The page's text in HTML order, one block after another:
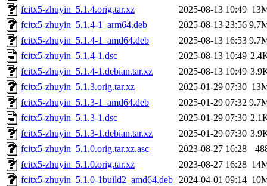
fcitx5-zhuyin_5.1.4.orig.tar.xz
2025-08-13 10:49
fcitx5-zhuyin_5.1.4-1_arm64.deb
2025-08-13 23:56
fcitx5-zhuyin_5.1.4-1_amd64.deb
2025-08-13 16:53
fcitx5-zhuyin_5.1.4-1.dsc
2025-08-13 10:49
fcitx5-zhuyin_5.1.4-1.debian.tar.xz
2025-08-13 10:49
fcitx5-zhuyin_5.1.3.orig.tar.xz
2025-01-29 07:30
fcitx5-zhuyin_5.1.3-1_amd64.deb
2025-01-29 07:32
fcitx5-zhuyin_5.1.3-1.dsc
2025-01-29 07:30
fcitx5-zhuyin_5.1.3-1.debian.tar.xz
2025-01-29 07:30
fcitx5-zhuyin_5.1.0.orig.tar.xz.asc
2023-08-27 16:28
fcitx5-zhuyin_5.1.0.orig.tar.xz
2023-08-27 16:28
fcitx5-zhuyin_5.1.0-1build2_amd64.deb 2024-04-01 09:14